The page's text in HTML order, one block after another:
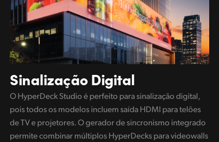
Sinalização Digital
O HyperDeck Studio é perfeito para sinalização digital,
pois todos os modelos incluem saída HDMI para telões
de TV e projetores. O gerador de sincronismo integrado
permite combinar múltiplos HyperDecks para videowalls